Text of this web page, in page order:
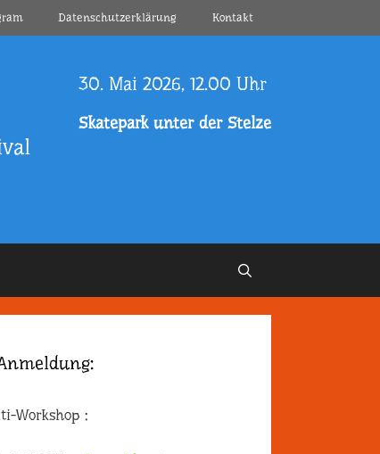
Datenschutzerklärung Kontakt
30. Mai 2026, 12.00 Uhr
Skatepark unter der Stelze
Workshop :